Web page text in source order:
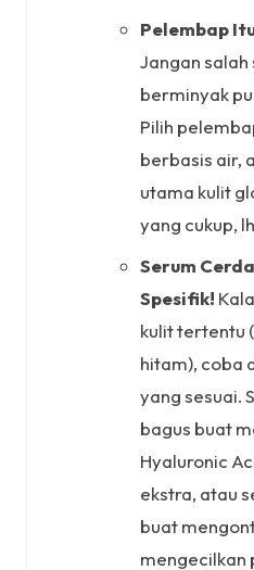
Pelembap
Jangan salah
berminyak
Pilih
berbasis air,
utama kulit
yang cukup,
Serum
Spesifik!
kulit tertentu
hitam), coba
yang sesuai.
bagus buat
Hyaluronic
ekstra, atau
buat
mengecilkan